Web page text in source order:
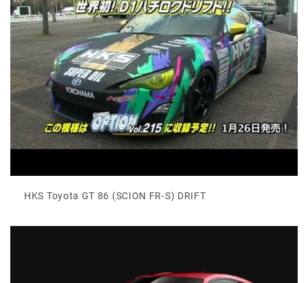
HKS Toyota GT 86 (SCION FR-S) DRIFT